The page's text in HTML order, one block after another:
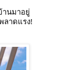
านมาอยู่
ลาดแรง!